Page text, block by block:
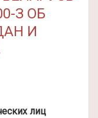
З ОБ
И
лиц